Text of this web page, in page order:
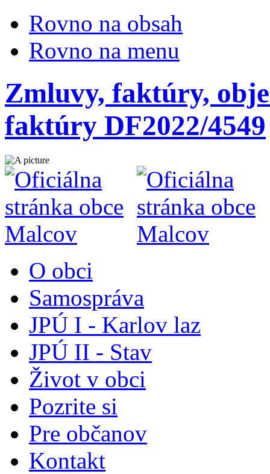
Rovno na obsah
Rovno na menu
Zmluvy, faktúry,
faktúry DF2022/4549
O obci
Samospráva
JPÚ I - Karlov laz
JPÚ II - Stav
Život v obci
Pozrite si
Pre občanov
Kontakt